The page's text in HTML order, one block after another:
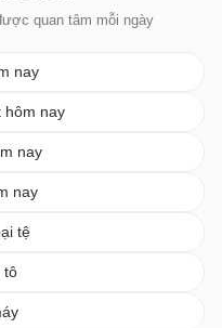
quan tâm mỗi ngày
nay
hôm nay
nay
nay
tệ
tô